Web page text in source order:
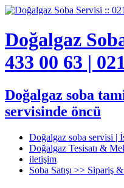
Doğalgaz
433 00 63 |
Doğalgaz soba
servisinde öncü
Doğalgaz soba servisi |
Doğalgaz Tesisatı &
iletişim
Soba Satışı >> Sipariş